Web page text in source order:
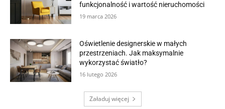
funkcjonalność i wartość nieruchomości
19 marca 2026
Oświetlenie designerskie w małych
przestrzeniach. Jak maksymalnie
wykorzystać światło?
16 lutego 2026
Załaduj więcej